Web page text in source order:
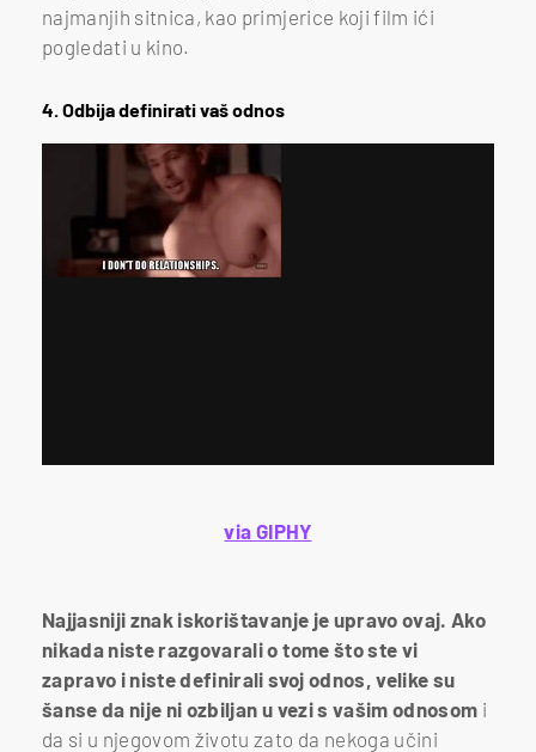
najmanjih sitnica, kao primjerice koji film ići
pogledati u kino.
4. Odbija definirati vaš odnos
via GIPHY
Najjasniji znak iskorištavanje je upravo ovaj. Ako
nikada niste razgovarali o tome što ste vi
zapravo i niste definirali svoj odnos, velike su
šanse da nije ni ozbiljan u vezi s vašim odnosom i
da si u njegovom životu zato da nekoga učini